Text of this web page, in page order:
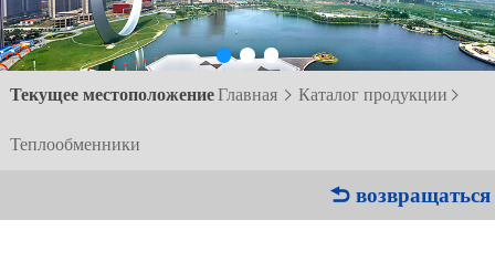
Текущее местоположениеГлавная  Каталог продукции 
Теплообменники
 возвращаться